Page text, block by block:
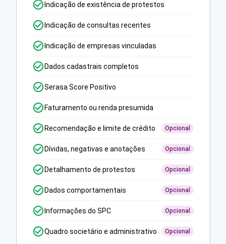
Indicação de existência de protestos
Indicação de consultas recentes
Indicação de empresas vinculadas
Dados cadastrais completos
Serasa Score Positivo
Faturamento ou renda presumida
Recomendação e limite de crédito Opcional
Dívidas, negativas e anotações Opcional
Detalhamento de protestos Opcional
Dados comportamentais Opcional
Informações do SPC Opcional
Quadro societário e administrativo Opcional